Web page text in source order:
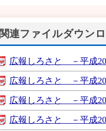
関連ファイルダウン
広報しろさと －平成
広報しろさと －平成
広報しろさと －平成
広報しろさと －平成